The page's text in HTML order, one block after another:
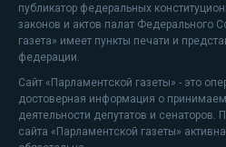
публикатор федеральных
законов и актов палат Федерального
газета» имеет пункты печати и
федерации.
Сайт «Парламентской газеты» - это
достоверная информация о
деятельности депутатов и сенаторов.
сайта «Парламентской газеты»